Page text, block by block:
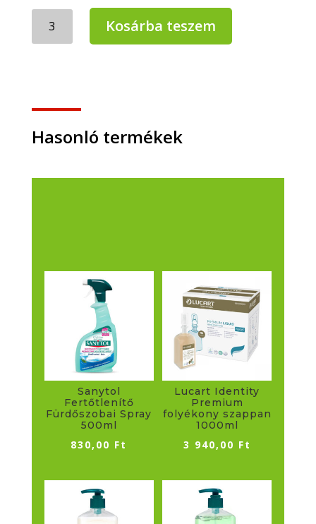
Öblítő
Spring
ml)
mennyiség
Kosárba teszem
Hasonló termékek
Sanytol
Fertőtlenítő
Fürdőszobai Spray
500ml
830,00 Ft
Lucart Identity
Premium
folyékony szappan
1000ml
3 940,00 Ft